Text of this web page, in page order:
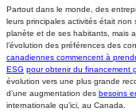
Partout dans le monde, des
leurs principales activités était non
planète et de ses habitants, mais
l’évolution des préférences des
canadiennes commencent à
ESG pour obtenir du financement
évolution vers une plus grande
d’une augmentation des besoins
internationale qu’ici, au Canada.